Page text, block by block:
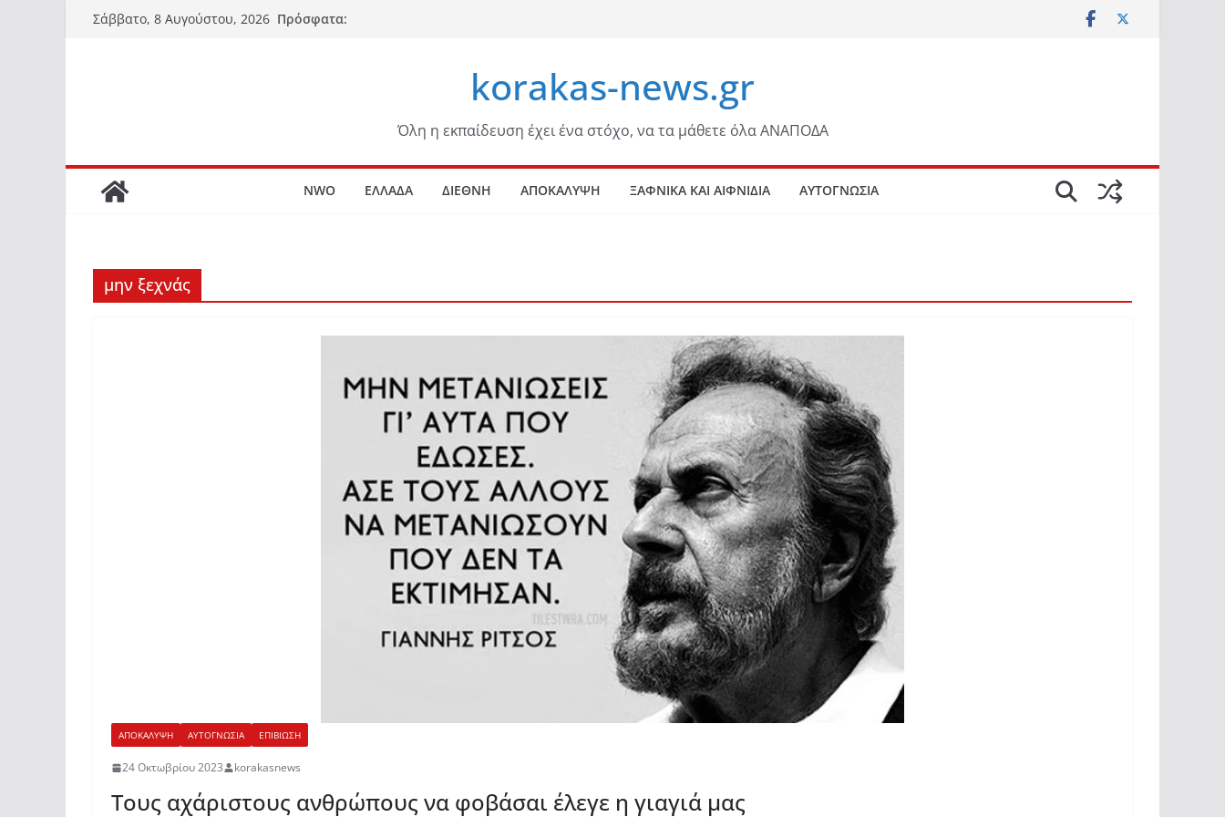
Μετάβαση
Σάββατο, 8 Αυγούστου, 2026 Πρόσφατα:
korakas-news.gr
Όλη η εκπαίδευση έχει ένα στόχο, να τα μάθετε όλα ΑΝΑΠΟΔΑ
NWO ΕΛΛΑΔΑ ΔΙΕΘΝΗ ΑΠΟΚΑΛΥΨΗ ΞΑΦΝΙΚΑ ΚΑΙ ΑΙΦΝΙΔΙΑ ΑΥΤΟΓΝΩΣΙΑ
μην ξεχνάς
ΑΠΟΚΑΛΥΨΗ ΑΥΤΟΓΝΩΣΙΑ ΕΠΙΒΙΩΣΗ
24 Οκτωβρίου 2023 korakasnews
Τους αχάριστους ανθρώπους να φοβάσαι έλεγε η γιαγιά μας